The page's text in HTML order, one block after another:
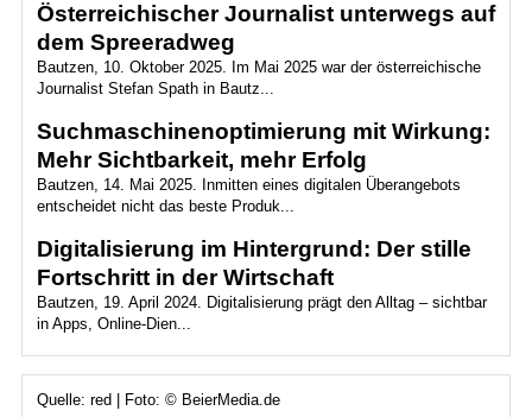
Österreichischer Journalist unterwegs auf
dem Spreeradweg
Bautzen, 10. Oktober 2025. Im Mai 2025 war der österreichische
Journalist Stefan Spath in Bautz...
Suchmaschinenoptimierung mit Wirkung:
Mehr Sichtbarkeit, mehr Erfolg
Bautzen, 14. Mai 2025. Inmitten eines digitalen Überangebots
entscheidet nicht das beste Produk...
Digitalisierung im Hintergrund: Der stille
Fortschritt in der Wirtschaft
Bautzen, 19. April 2024. Digitalisierung prägt den Alltag – sichtbar
in Apps, Online-Dien...
Quelle: red | Foto: © BeierMedia.de